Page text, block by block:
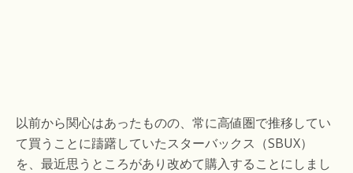
以前から関心はあったものの、常に高値圏で推移してい
て買うことに躊躇していたスターバックス（SBUX）
を、最近思うところがあり改めて購入することにしまし